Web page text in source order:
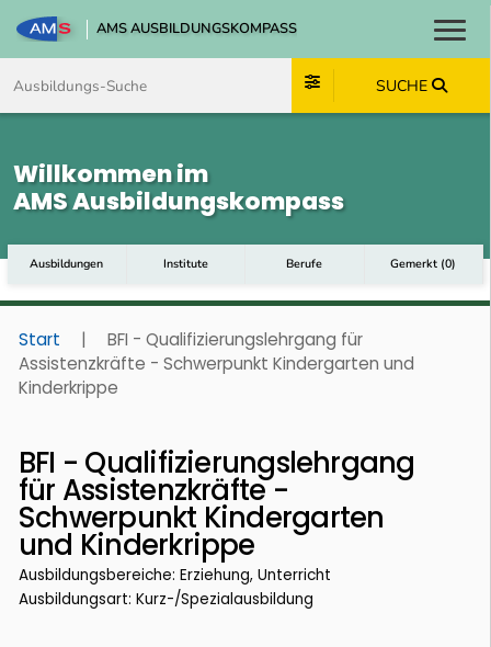
AMS AUSBILDUNGSKOMPASS
SUCHE
Willkommen im
AMS Ausbildungskompass
Ausbildungen Institute Berufe Gemerkt (0)
Start |
BFI - Qualifizierungslehrgang für
Assistenzkräfte - Schwerpunkt Kindergarten und
Kinderkrippe
BFI - Qualifizierungslehrgang
für Assistenzkräfte -
Schwerpunkt Kindergarten
und Kinderkrippe
Ausbildungsbereiche: Erziehung, Unterricht
Ausbildungsart: Kurz-/Spezialausbildung